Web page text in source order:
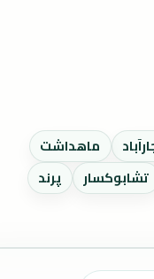
ماهداشت
تشابوكسار
پرند